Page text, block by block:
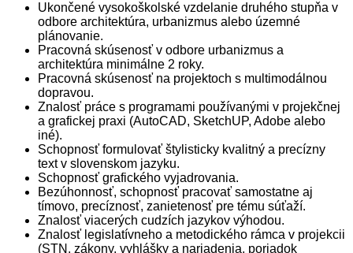
Ukončené vysokoškolské vzdelanie druhého stupňa v
odbore architektúra, urbanizmus alebo územné
plánovanie.
Pracovná skúsenosť v odbore urbanizmus a
architektúra minimálne 2 roky.
Pracovná skúsenosť na projektoch s multimodálnou
dopravou.
Znalosť práce s programami používanými v projekčnej
a grafickej praxi (AutoCAD, SketchUP, Adobe alebo
iné).
Schopnosť formulovať štylisticky kvalitný a precízny
text v slovenskom jazyku.
Schopnosť grafického vyjadrovania.
Bezúhonnosť, schopnosť pracovať samostatne aj
tímovo, precíznosť, zanietenosť pre tému súťaží.
Znalosť viacerých cudzích jazykov výhodou.
Znalosť legislatívneho a metodického rámca v projekcii
(STN, zákony, vyhlášky a nariadenia, poriadok